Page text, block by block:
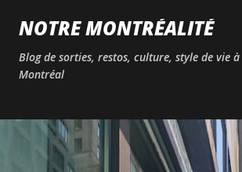
Passer au contenu principal
NOTRE MONTRÉALITÉ
Blog de sorties, restos, culture, style de vie à
Montréal